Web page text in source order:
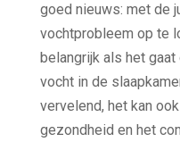
goed nieuws: met de
vochtprobleem op te
belangrijk als het gaat
vocht in de
vervelend, het kan
gezondheid en het